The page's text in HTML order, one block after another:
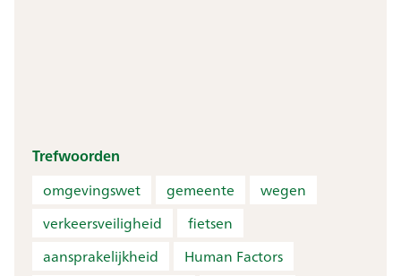
Trefwoorden
omgevingswet
gemeente
wegen
verkeersveiligheid
fietsen
aansprakelijkheid
Human Factors